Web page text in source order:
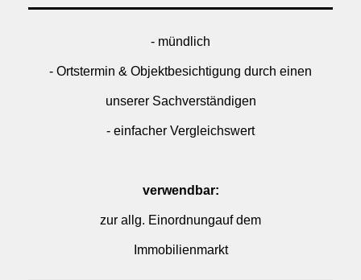
- mündlich
- Ortstermin & Objektbesichtigung durch einen
unserer Sachverständigen
- einfacher Vergleichswert
verwendbar:
zur allg. Einordnungauf dem
Immobilienmarkt